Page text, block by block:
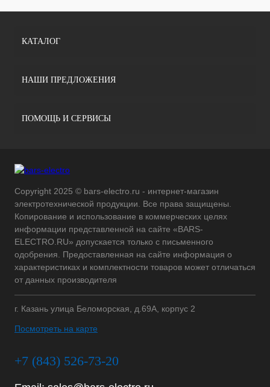
КАТАЛОГ
НАШИ ПРЕДЛОЖЕНИЯ
ПОМОЩЬ И СЕРВИСЫ
Copyright 2025 © bars-electro.ru - интернет-магазин
электротехнической продукции. Все права защищены.
Копирование и использование в коммерческих целях
информации представленной на сайте «BARS-
ELECTRO.RU» допускается только с письменного
одобрения. Предоставленная на сайте информация о
характеристиках и комплектности товаров может отличаться
от данных производителя
г. Казань улица Беломорская, д.69А, корпус 2
Посмотреть на карте
+7 (843) 526-73-20